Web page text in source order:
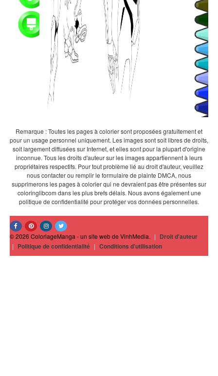
Remarque : Toutes les pages à colorier sont proposées gratuitement et
pour un usage personnel uniquement. Les images sont soit libres de droits,
soit largement diffusées sur Internet, et elles sont pour la plupart d'origine
inconnue. Tous les droits d'auteur sur les images appartiennent à leurs
propriétaires respectifs. Pour tout problème lié au droit d'auteur, veuillez
nous contacter ou remplir le formulaire de plainte DMCA, nous
supprimerons les pages à colorier qui ne devraient pas être présentes sur
coloringlibcom dans les plus brefs délais. Nous avons également une
politique de confidentialité pour protéger vos données personnelles.
© 2026 ColoriageManga - un site web de VinhMedia. | Droit d'auteur
| Politique de confidentialité | Conditions d'utilisation